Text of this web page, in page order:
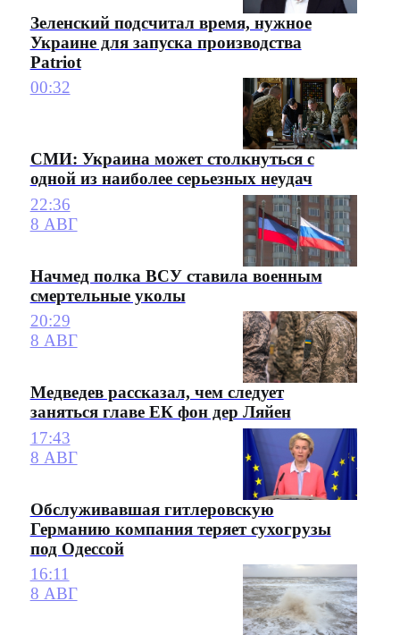
Зеленский подсчитал время, нужное
Украине для запуска производства
Patriot
00:32
СМИ: Украина может столкнуться с
одной из наиболее серьезных неудач
22:36
8 АВГ
Начмед полка ВСУ ставила военным
смертельные уколы
20:29
8 АВГ
Медведев рассказал, чем следует
заняться главе ЕК фон дер Ляйен
17:43
8 АВГ
Обслуживавшая гитлеровскую
Германию компания теряет сухогрузы
под Одессой
16:11
8 АВГ